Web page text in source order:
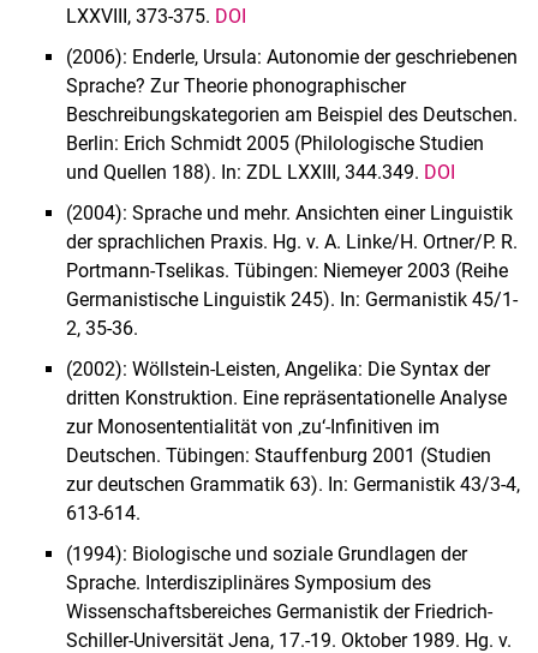
LXXVIII, 373-375. DOI
(2006): Enderle, Ursula: Autonomie der geschriebenen
Sprache? Zur Theorie phonographischer
Beschreibungskategorien am Beispiel des Deutschen.
Berlin: Erich Schmidt 2005 (Philologische Studien
und Quellen 188). In: ZDL LXXIII, 344.349. DOI
(2004): Sprache und mehr. Ansichten einer Linguistik
der sprachlichen Praxis. Hg. v. A. Linke/H. Ortner/P. R.
Portmann-Tselikas. Tübingen: Niemeyer 2003 (Reihe
Germanistische Linguistik 245). In: Germanistik 45/1-
2, 35-36.
(2002): Wöllstein-Leisten, Angelika: Die Syntax der
dritten Konstruktion. Eine repräsentationelle Analyse
zur Monosententialität von ‚zu‘-Infinitiven im
Deutschen. Tübingen: Stauffenburg 2001 (Studien
zur deutschen Grammatik 63). In: Germanistik 43/3-4,
613-614.
(1994): Biologische und soziale Grundlagen der
Sprache. Interdisziplinäres Symposium des
Wissenschaftsbereiches Germanistik der Friedrich-
Schiller-Universität Jena, 17.-19. Oktober 1989. Hg. v.